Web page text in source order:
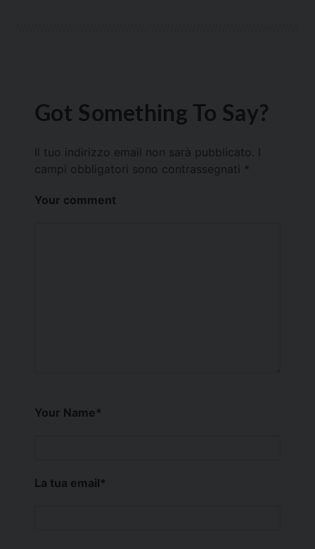
Got Something To Say?
Il tuo indirizzo email non sarà pubblicato.
campi obbligatori sono contrassegnati *
Your comment
Your Name*
La tua email*